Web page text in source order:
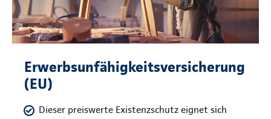
Erwerbsunfähigkeitsversicherung
(EU)
Dieser preiswerte Existenzschutz eignet sich